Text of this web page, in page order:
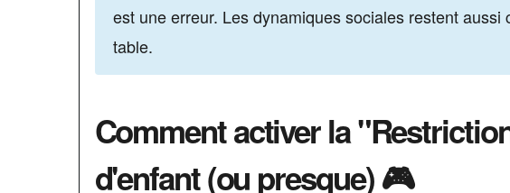
est une erreur. Les dynamiques sociales restent aussi
table.
Comment activer la
d'enfant (ou presque) 🎮